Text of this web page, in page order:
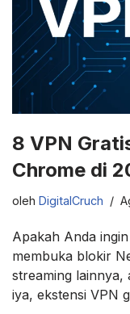
8 VPN
Chrome di
oleh DigitalCruch
Apakah Anda
membuka blokir
streaming lainnya,
iya, ekstensi VPN